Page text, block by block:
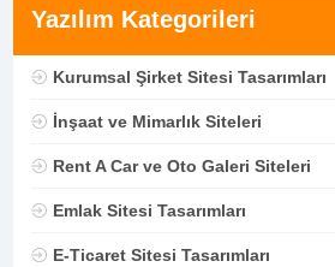
Yazılım Kategorileri
Kurumsal Şirket Sitesi Tasarımları
İnşaat ve Mimarlık Siteleri
Rent A Car ve Oto Galeri Siteleri
Emlak Sitesi Tasarımları
E-Ticaret Sitesi Tasarımları